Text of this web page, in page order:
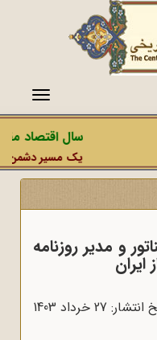
منو
سال اقتصاد
یک مسیر دشمن،
و مدیر روزنامه
27 خرداد 1403